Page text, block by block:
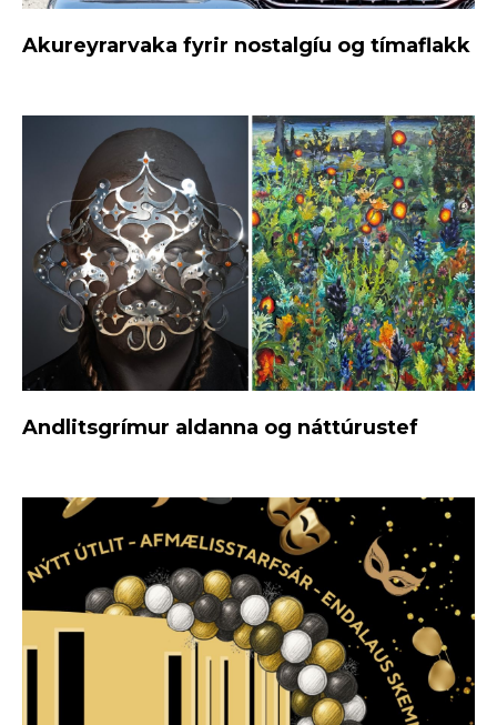
Akureyrarvaka fyrir nostalgíu og tímaflakk
Andlitsgrímur aldanna og náttúrustef